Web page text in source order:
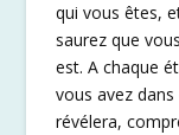
qui vous êtes,
saurez que
est. A chaque
vous avez
révélera,